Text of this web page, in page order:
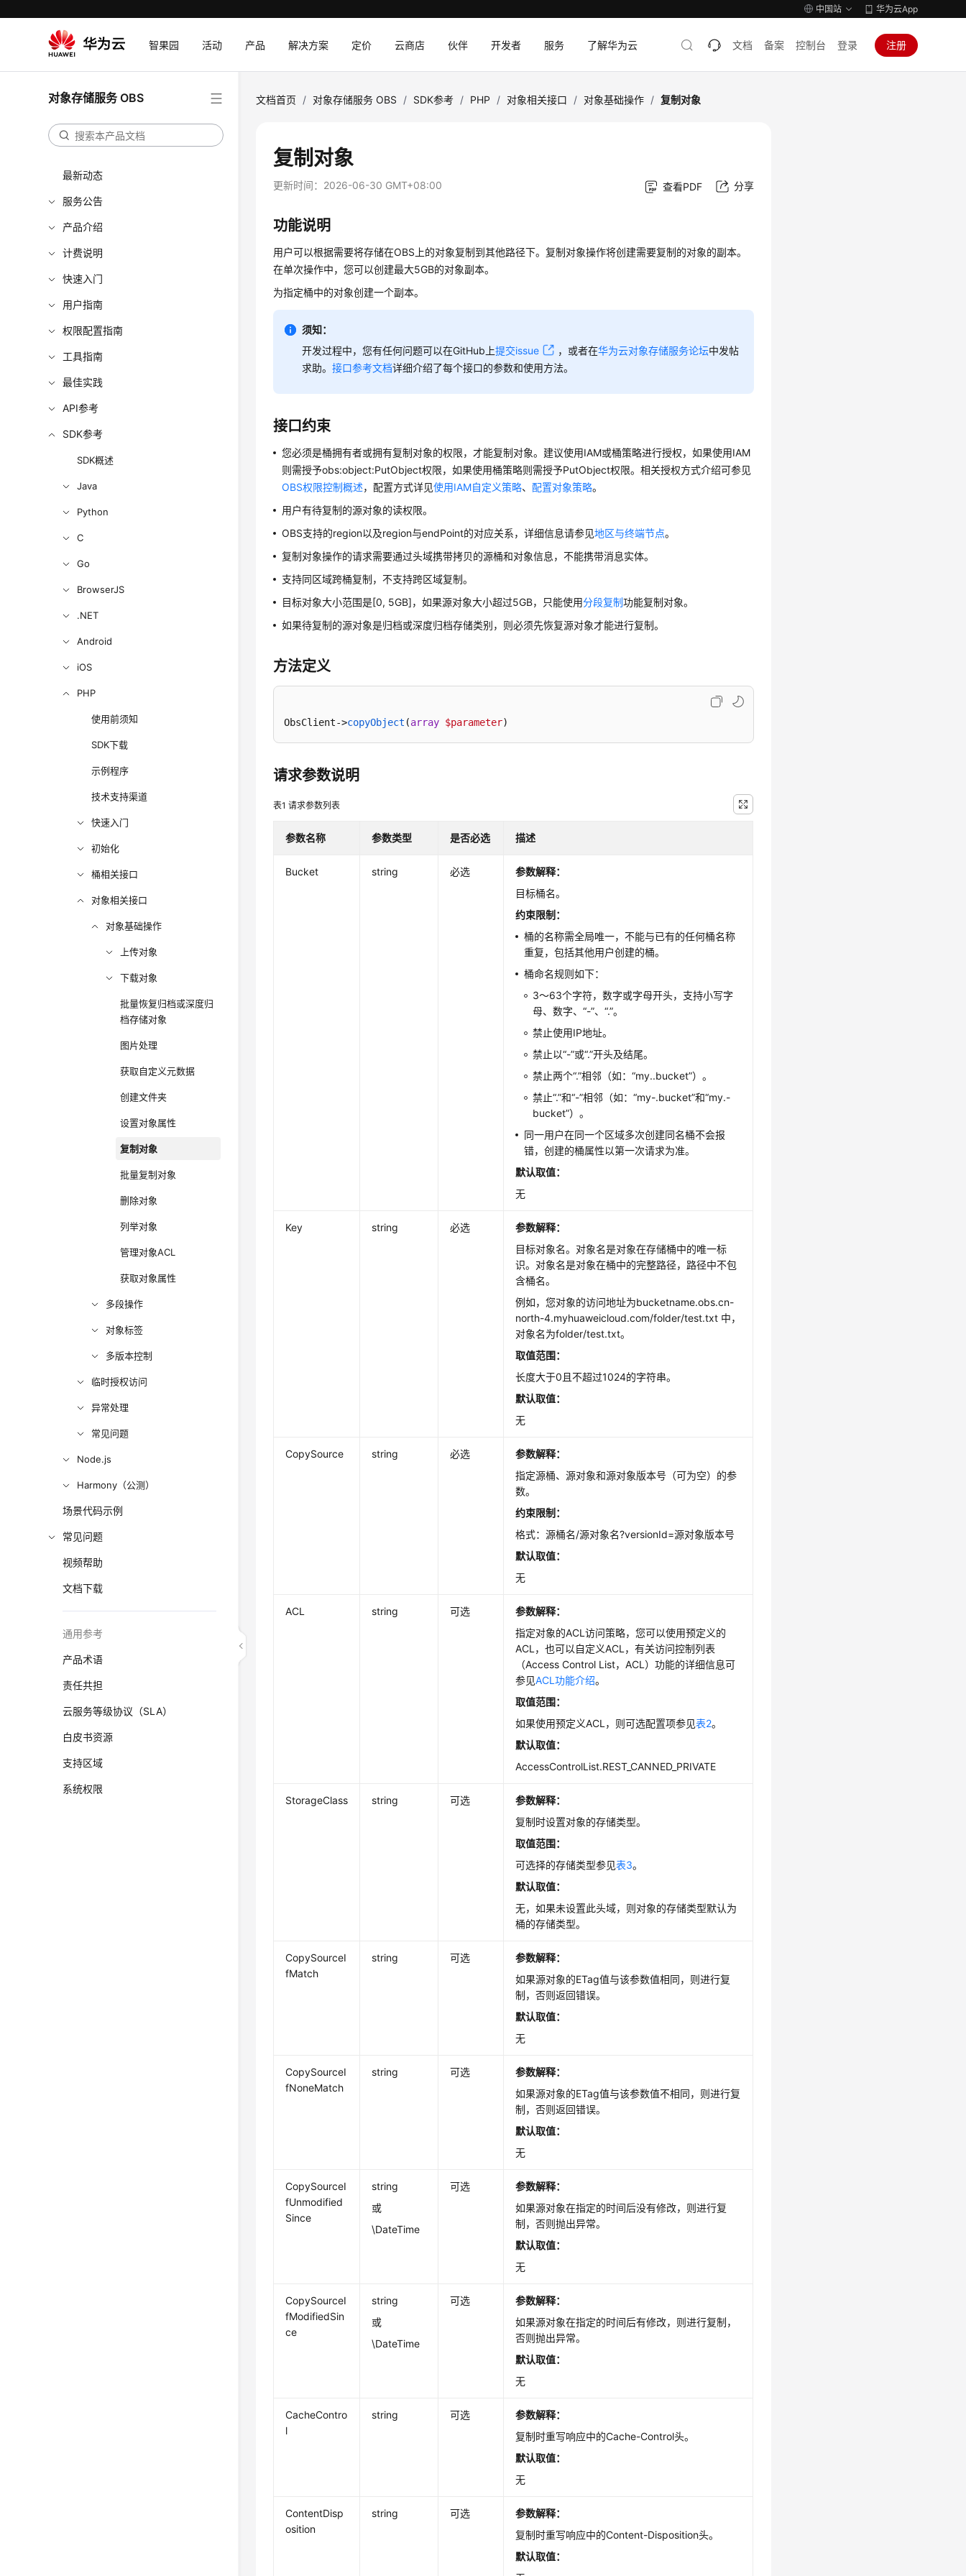
中国站 华为云App
智果园 活动 产品 解决方案 定价 云商店 伙伴 开发者 服务 了解华为云 文档 备案 控制台 登录 注册
对象存储服务 OBS
最新动态
服务公告
产品介绍
计费说明
快速入门
用户指南
权限配置指南
工具指南
最佳实践
API参考
SDK参考
SDK概述
Java
Python
C
Go
BrowserJS
.NET
Android
iOS
PHP
使用前须知
SDK下载
示例程序
技术支持渠道
快速入门
初始化
桶相关接口
对象相关接口
对象基础操作
上传对象
下载对象
批量恢复归档或深度归
档存储对象
图片处理
获取自定义元数据
创建文件夹
设置对象属性
复制对象
批量复制对象
删除对象
列举对象
管理对象ACL
获取对象属性
多段操作
对象标签
多版本控制
临时授权访问
异常处理
常见问题
Node.js
Harmony（公测）
场景代码示例
常见问题
视频帮助
文档下载
通用参考
产品术语
责任共担
云服务等级协议（SLA）
白皮书资源
支持区域
系统权限
文档首页 / 对象存储服务 OBS / SDK参考 / PHP / 对象相关接口 / 对象基础操作 / 复制对象
复制对象
更新时间： 2026-06-30 GMT+08:00 查看PDF 分享
功能说明
用户可以根据需要将存储在OBS上的对象复制到其他路径下。复制对象操作将创建需要复制的对象的副本。
在单次操作中，您可以创建最大5GB的对象副本。
为指定桶中的对象创建一个副本。
须知：
开发过程中，您有任何问题可以在GitHub上提交issue ，或者在华为云对象存储服务论坛中发帖
求助。接口参考文档详细介绍了每个接口的参数和使用方法。
接口约束
您必须是桶拥有者或拥有复制对象的权限，才能复制对象。建议使用IAM或桶策略进行授权，如果使用IAM
则需授予obs:object:PutObject权限，如果使用桶策略则需授予PutObject权限。相关授权方式介绍可参见
OBS权限控制概述，配置方式详见使用IAM自定义策略、配置对象策略。
用户有待复制的源对象的读权限。
OBS支持的region以及region与endPoint的对应关系，详细信息请参见地区与终端节点。
复制对象操作的请求需要通过头域携带拷贝的源桶和对象信息，不能携带消息实体。
支持同区域跨桶复制，不支持跨区域复制。
目标对象大小范围是[0, 5GB]，如果源对象大小超过5GB，只能使用分段复制功能复制对象。
如果待复制的源对象是归档或深度归档存储类别，则必须先恢复源对象才能进行复制。
方法定义
ObsClient->copyObject (array $parameter)
请求参数说明
表1请求参数列表
参数名称 参数类型 是否必选 描述
Bucket string 必选 参数解释：
目标桶名。
约束限制：
桶的名称需全局唯一，不能与已有的任何桶名称
重复，包括其他用户创建的桶。
桶命名规则如下：
3～63个字符，数字或字母开头，支持小写字
母、数字、“-”、“.”。
禁止使用IP地址。
禁止以“-”或“.”开头及结尾。
禁止两个“.”相邻（如：“my..bucket”）。
禁止“.”和“-”相邻（如：“my-.bucket”和“my.-
bucket”）。
同一用户在同一个区域多次创建同名桶不会报
错，创建的桶属性以第一次请求为准。
默认取值：
无
Key string 必选
参数解释：
目标对象名。对象名是对象在存储桶中的唯一标
识。对象名是对象在桶中的完整路径，路径中不包
含桶名。
例如，您对象的访问地址为bucketname.obs.cn-
north-4.myhuaweicloud.com/folder/test.txt 中，
对象名为folder/test.txt。
取值范围：
长度大于0且不超过1024的字符串。
默认取值：
无
CopySource string 必选
参数解释：
指定源桶、源对象和源对象版本号（可为空）的参
数。
约束限制：
格式：源桶名/源对象名?versionId=源对象版本号
默认取值：
无
ACL string 可选 参数解释：
指定对象的ACL访问策略，您可以使用预定义的
ACL，也可以自定义ACL，有关访问控制列表
（Access Control List，ACL）功能的详细信息可
参见ACL功能介绍。
取值范围：
如果使用预定义ACL，则可选配置项参见表2。
默认取值：
AccessControlList.REST_CANNED_PRIVATE
StorageClass string 可选
参数解释：
复制时设置对象的存储类型。
取值范围：
可选择的存储类型参见表3。
默认取值：
无，如果未设置此头域，则对象的存储类型默认为
桶的存储类型。
CopySourceI
fMatch
string 可选
参数解释：
如果源对象的ETag值与该参数值相同，则进行复
制，否则返回错误。
默认取值：
无
CopySourceI
fNoneMatch
string 可选
参数解释：
如果源对象的ETag值与该参数值不相同，则进行复
制，否则返回错误。
默认取值：
无
CopySourceI
fUnmodified
Since
string
或
\DateTime
可选
参数解释：
如果源对象在指定的时间后没有修改，则进行复
制，否则抛出异常。
默认取值：
无
CopySourceI
fModifiedSin
ce
string
或
\DateTime
可选
参数解释：
如果源对象在指定的时间后有修改，则进行复制，
否则抛出异常。
默认取值：
无
CacheContro
l
string 可选
参数解释：
复制时重写响应中的Cache-Control头。
默认取值：
无
ContentDisp
osition
string 可选
参数解释：
复制时重写响应中的Content-Disposition头。
默认取值：